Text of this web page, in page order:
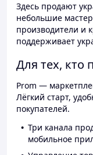
Здесь продают
небольшие
производители и
поддерживает
Для тех, кто
Prom —
Лёгкий старт,
покупателей.
Три канала
мобильное